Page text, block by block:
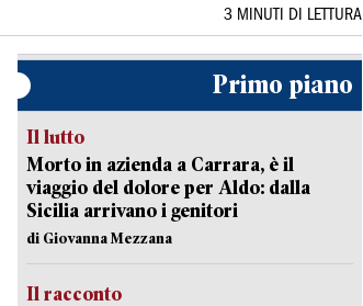
3 MINUTI DI LETTURA
Primo piano
Il lutto
Morto in azienda a Carrara, è il
viaggio del dolore per Aldo: dalla
Sicilia arrivano i genitori
di Giovanna Mezzana
Il racconto